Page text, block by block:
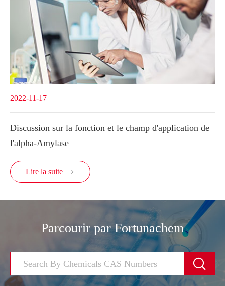
2022-11-17
Discussion sur la fonction et le champ d'application de
l'alpha-Amylase
Lire la suite 
Parcourir par Fortunachem
